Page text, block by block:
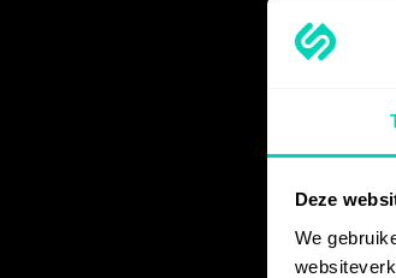
Deze
We